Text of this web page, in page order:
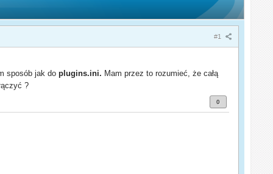
#1
sposób jak doplugins.ini. Mam przez to rozumieć, że całą
?
0